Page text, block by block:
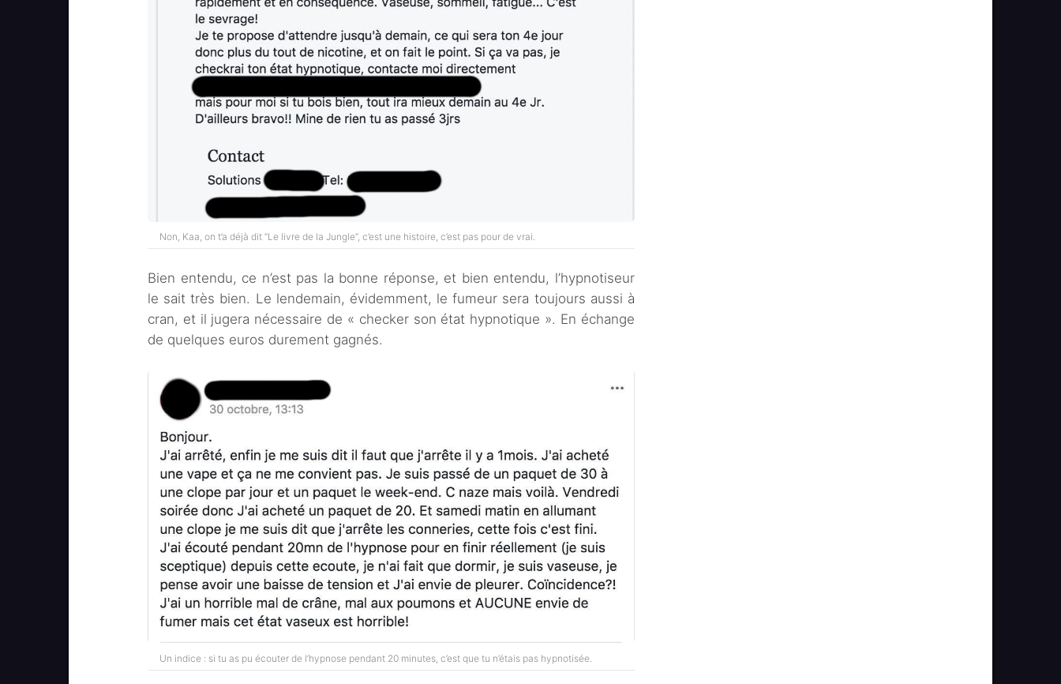
Non, Kaa, on t’a déjà dit “Le livre de la Jungle”, c’est une histoire, c’est pas pour de vrai.
Bien entendu, ce n’est pas la bonne réponse, et bien entendu, l’hypnotiseur
le sait très bien. Le lendemain, évidemment, le fumeur sera toujours aussi à
cran, et il jugera nécessaire de « checker son état hypnotique ». En échange
de quelques euros durement gagnés.
Un indice : si tu as pu écouter de l’hypnose pendant 20 minutes, c’est que tu n’étais pas hypnotisée.